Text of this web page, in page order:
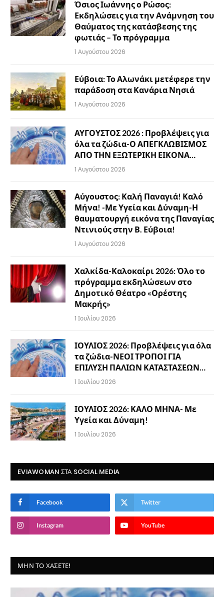
Όσιος Ιωάννης ο Ρώσος:
Εκδηλώσεις για την Ανάμνηση του
Θαύματος της κατάσβεσης της
φωτιάς – Το πρόγραμμα
1 Αυγούστου 2026
Εύβοια: Το Αλωνάκι μετέφερε την
παράδοση στα Κανάρια Νησιά
1 Αυγούστου 2026
ΑΥΓΟΥΣΤΟΣ 2026 : Προβλέψεις για
όλα τα ζώδια-Ο ΑΠΕΓΚΛΩΒΙΣΜΟΣ
ΑΠΟ ΤΗΝ ΕΞΩΤΕΡΙΚΗ ΕΙΚΟΝΑ…
1 Αυγούστου 2026
Αύγουστος: Καλή Παναγιά! Καλό
Μήνα! -Με Υγεία και Δύναμη-Η
θαυματουργή εικόνα της Παναγίας
Ντινιούς στην Β. Εύβοια!
1 Αυγούστου 2026
Χαλκίδα-Καλοκαίρι 2026: Όλο το
πρόγραμμα εκδηλώσεων στο
Δημοτικό Θέατρο «Ορέστης
Μακρής»
1 Ιουλίου 2026
ΙΟΥΛΙΟΣ 2026: Προβλέψεις για όλα
τα ζώδια-ΝΕΟΙ ΤΡΟΠΟΙ ΓΙΑ
ΕΠΙΛΥΣΗ ΠΑΛΙΩΝ ΚΑΤΑΣΤΑΣΕΩΝ…
1 Ιουλίου 2026
ΙΟΥΛΙΟΣ 2026: ΚΑΛΟ ΜΗΝΑ- Με
Υγεία και Δύναμη!
1 Ιουλίου 2026
EVIAWOMAN ΣΤΑ SOCIAL MEDIA
Facebook Twitter
Instagram YouTube
ΜΗΝ ΤΟ ΧΆΣΕΤΕ!